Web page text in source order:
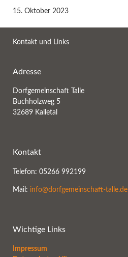
15. Oktober 2023
Kontakt und Links
Adresse
Dorfgemeinschaft Talle
Buchholzweg 5
32689 Kalletal
Kontakt
Telefon: 05266 992199
Mail: info@dorfgemeinschaft-talle.de
Wichtige Links
Impressum